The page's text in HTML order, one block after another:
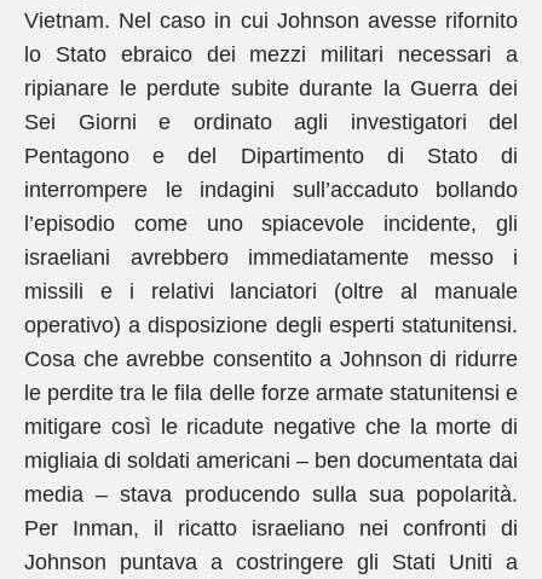
Vietnam. Nel caso in cui Johnson avesse rifornito
lo Stato ebraico dei mezzi militari necessari a
ripianare le perdute subite durante la Guerra dei
Sei Giorni e ordinato agli investigatori del
Pentagono e del Dipartimento di Stato di
interrompere le indagini sull’accaduto bollando
l’episodio come uno spiacevole incidente, gli
israeliani avrebbero immediatamente messo i
missili e i relativi lanciatori (oltre al manuale
operativo) a disposizione degli esperti statunitensi.
Cosa che avrebbe consentito a Johnson di ridurre
le perdite tra le fila delle forze armate statunitensi e
mitigare così le ricadute negative che la morte di
migliaia di soldati americani – ben documentata dai
media – stava producendo sulla sua popolarità.
Per Inman, il ricatto israeliano nei confronti di
Johnson puntava a costringere gli Stati Uniti a